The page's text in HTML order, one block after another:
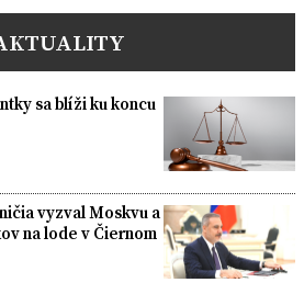
sa blíži ku koncu
vyzval Moskvu a
na lode v Čiernom